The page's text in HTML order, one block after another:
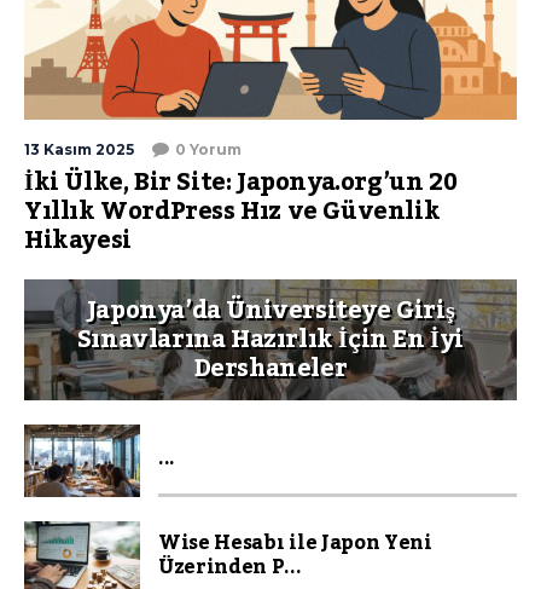
13 Kasım 2025 0 Yorum
İki Ülke, Bir Site: Japonya.org’un 20
Yıllık WordPress Hız ve Güvenlik
Hikayesi
Japonya’da Üniversiteye Giriş
Sınavlarına Hazırlık İçin En İyi
Dershaneler
...
Wise Hesabı ile Japon Yeni
Üzerinden P...